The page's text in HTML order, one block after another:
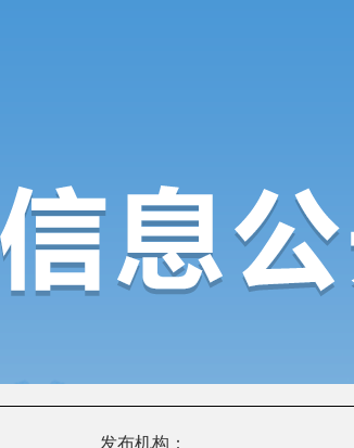
发布机构：